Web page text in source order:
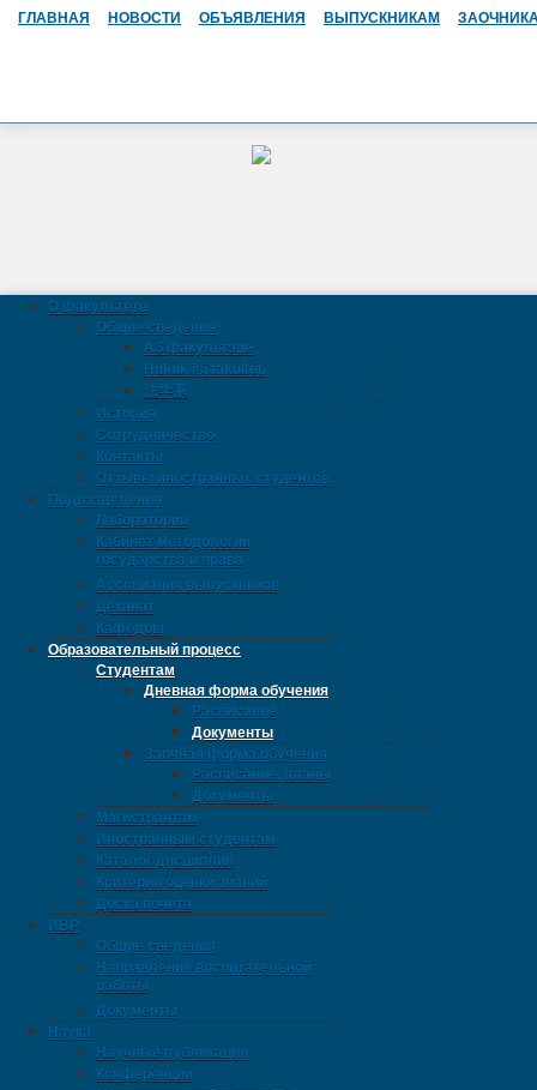
ГЛАВНАЯ НОВОСТИ ОБЪЯВЛЕНИЯ ВЫПУСКНИКАМ
О факультете
Общие сведения
Аб факультэце
Hukuk işi fakulteti
法学系
История
Сотрудничество
Контакты
Отзывы иностранных студентов
Подразделения
Лаборатории
Кабинет методологии
государства и права
Ассоциация выпускников
Деканат
Кафедры
Образовательный процесс
Студентам
Дневная форма обучения
Расписание
Документы
Заочная форма обучения
Расписание, планы
Документы
Магистрантам
Иностранным студентам
Каталог дисциплин
Критерии оценки знаний
Доска почета
ИВР
Общие сведения
Направления воспитательной
работы
Документы
Наука
Научные публикации
Конференции